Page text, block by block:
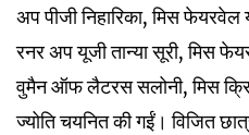
अप पीजी निहारिका, मिस
रनर अप यूजी तान्या सूरी, मिस
वुमैन ऑफ लैटरस सलोनी, मिस
ज्योति चयनित की गईं। विजित